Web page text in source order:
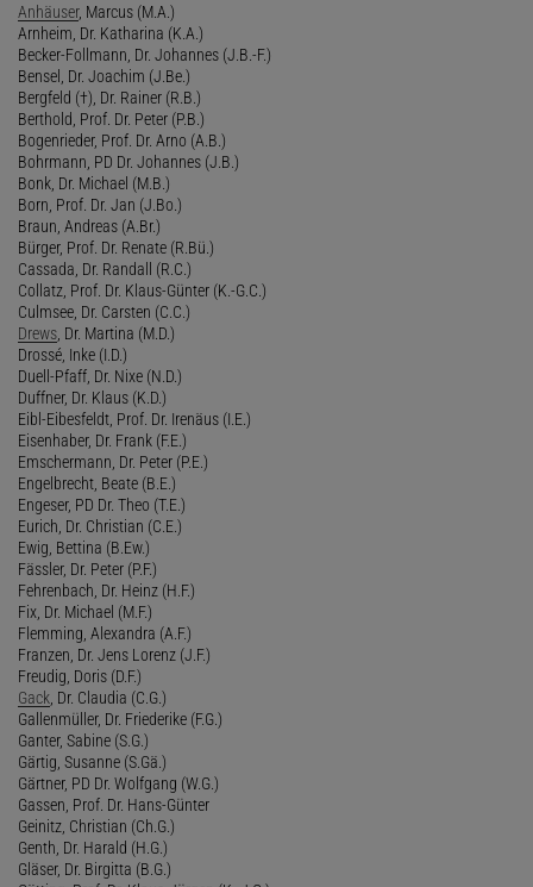
Anhäuser, Marcus (M.A.)
Arnheim, Dr. Katharina (K.A.)
Becker-Follmann, Dr. Johannes (J.B.-F.)
Bensel, Dr. Joachim (J.Be.)
Bergfeld (†), Dr. Rainer (R.B.)
Berthold, Prof. Dr. Peter (P.B.)
Bogenrieder, Prof. Dr. Arno (A.B.)
Bohrmann, PD Dr. Johannes (J.B.)
Bonk, Dr. Michael (M.B.)
Born, Prof. Dr. Jan (J.Bo.)
Braun, Andreas (A.Br.)
Bürger, Prof. Dr. Renate (R.Bü.)
Cassada, Dr. Randall (R.C.)
Collatz, Prof. Dr. Klaus-Günter (K.-G.C.)
Culmsee, Dr. Carsten (C.C.)
Drews , Dr. Martina (M.D.)
Drossé, Inke (I.D.)
Duell-Pfaff, Dr. Nixe (N.D.)
Duffner, Dr. Klaus (K.D.)
Eibl-Eibesfeldt, Prof. Dr. Irenäus (I.E.)
Eisenhaber, Dr. Frank (F.E.)
Emschermann, Dr. Peter (P.E.)
Engelbrecht, Beate (B.E.)
Engeser, PD Dr. Theo (T.E.)
Eurich, Dr. Christian (C.E.)
Ewig, Bettina (B.Ew.)
Fässler, Dr. Peter (P.F.)
Fehrenbach, Dr. Heinz (H.F.)
Fix, Dr. Michael (M.F.)
Flemming, Alexandra (A.F.)
Franzen, Dr. Jens Lorenz (J.F.)
Freudig, Doris (D.F.)
Gack , Dr. Claudia (C.G.)
Gallenmüller, Dr. Friederike (F.G.)
Ganter, Sabine (S.G.)
Gärtig, Susanne (S.Gä.)
Gärtner, PD Dr. Wolfgang (W.G.)
Gassen, Prof. Dr. Hans-Günter
Geinitz, Christian (Ch.G.)
Genth, Dr. Harald (H.G.)
Gläser, Dr. Birgitta (B.G.)